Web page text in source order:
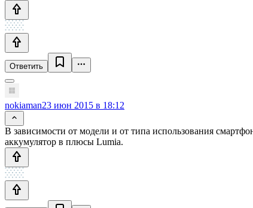
Ответить
nokiaman23 июн 2015 в 18:12
В зависимости от модели и от типа использования
аккумулятор в плюсы Lumia.